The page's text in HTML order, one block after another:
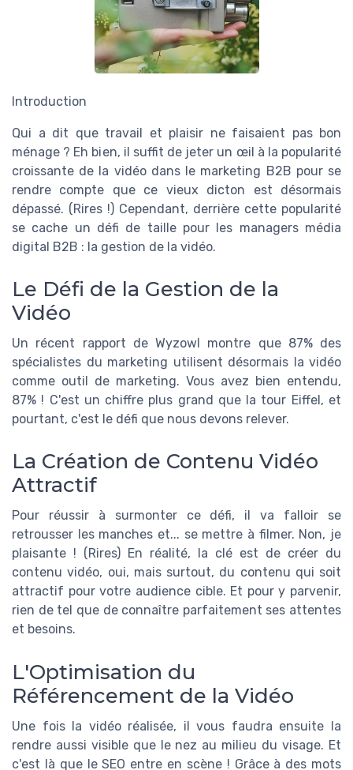
Introduction
Qui a dit que travail et plaisir ne faisaient pas bon
ménage ? Eh bien, il suffit de jeter un œil à la popularité
croissante de la vidéo dans le marketing B2B pour se
rendre compte que ce vieux dicton est désormais
dépassé. (Rires !) Cependant, derrière cette popularité
se cache un défi de taille pour les managers média
digital B2B : la gestion de la vidéo.
Le Défi de la Gestion de la
Vidéo
Un récent rapport de Wyzowl montre que 87% des
spécialistes du marketing utilisent désormais la vidéo
comme outil de marketing. Vous avez bien entendu,
87% ! C'est un chiffre plus grand que la tour Eiffel, et
pourtant, c'est le défi que nous devons relever.
La Création de Contenu Vidéo
Attractif
Pour réussir à surmonter ce défi, il va falloir se
retrousser les manches et... se mettre à filmer. Non, je
plaisante ! (Rires) En réalité, la clé est de créer du
contenu vidéo, oui, mais surtout, du contenu qui soit
attractif pour votre audience cible. Et pour y parvenir,
rien de tel que de connaître parfaitement ses attentes
et besoins.
L'Optimisation du
Référencement de la Vidéo
Une fois la vidéo réalisée, il vous faudra ensuite la
rendre aussi visible que le nez au milieu du visage. Et
c'est là que le SEO entre en scène ! Grâce à des mots